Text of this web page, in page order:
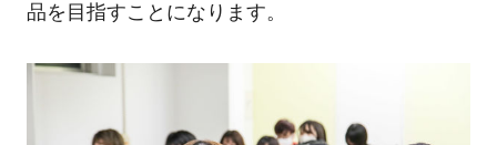
品を目指すことになります。